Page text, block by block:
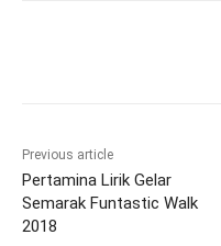
Previous article
Pertamina Lirik Gelar
Semarak Funtastic Walk
2018